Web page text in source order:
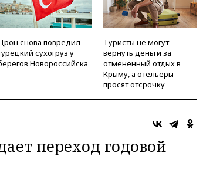
снова повредил
сухогруз у
Новороссийска
Туристы не могут
вернуть деньги за
отмененный отдых в
Крыму, а отельеры
просят отсрочку
переход годовой